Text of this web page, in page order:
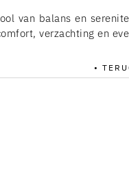
van balans en
verzachting en
•